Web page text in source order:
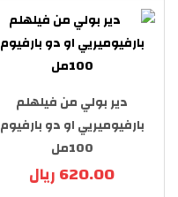
دير بولي من فيلهلم
بارفيوميريي او دو بارفيوم
100مل
620.00 ريال